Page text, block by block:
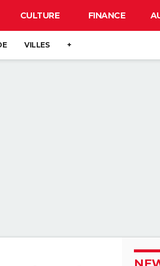
CULTURE FINANCE
VILLES +